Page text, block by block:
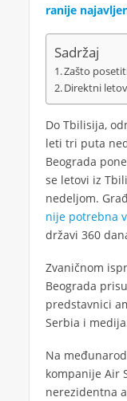
ranije
Sadržaj
Zašto
Direktni
Do Tbilisija,
leti tri puta
Beograda
se letovi iz
nedeljom.
nije potrebna
državi 360
Zvaničnom
Beograda
predstavnici
Serbia i
Na
kompanije Air
nerezidentna